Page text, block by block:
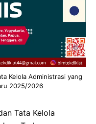
Kelola Administrasi yang
2025/2026
Tata Kelola